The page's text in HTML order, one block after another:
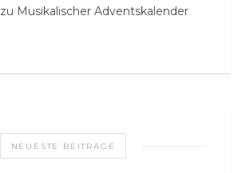
zu Musikalischer Adventskalender
NEUESTE BEITRÄGE